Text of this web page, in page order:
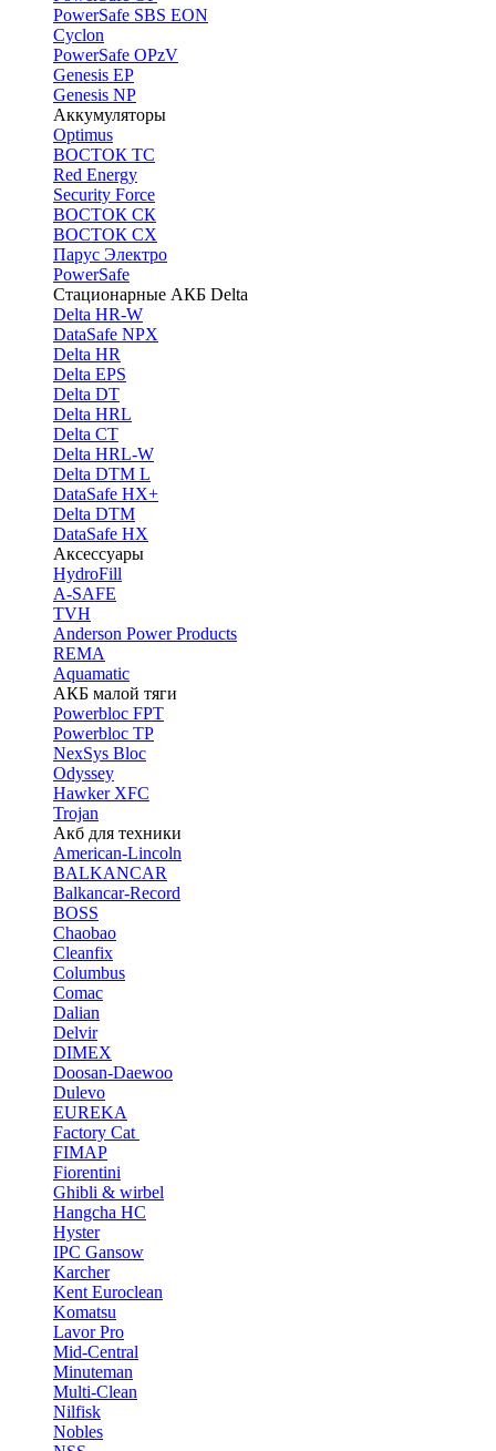
PоwerSafe SBS EON
Cyclon
PowerSafe OPzV
Genesis EP
Genesis NP
Аккумуляторы
Optimus
ВОСТОК ТС
Red Energy
Security Force
ВОСТОК СК
ВОСТОК СХ
Парус Электро
PowerSafe
Стационарные АКБ Delta
Delta HR-W
DataSafe NPX
Delta HR
Delta EPS
Delta DT
Delta HRL
Delta CT
Delta HRL-W
Delta DTM L
DataSafe HX+
Delta DTM
DataSafe HX
Аксессуары
HydroFill
A-SAFE
TVH
Anderson Power Products
REMA
Aquamatic
АКБ малой тяги
Powerbloc FPT
Powerbloc TP
NexSys Bloc
Odyssey
Hawker XFC
Trojan
Акб для техники
American-Lincoln
BALKANCAR
Balkancar-Record
BOSS
Chaobao
Cleanfix
Columbus
Comac
Dalian
Delvir
DIMEX
Doosan-Daewoo
Dulevo
EUREKA
Factory Cat
FIMAP
Fiorentini
Ghibli & wirbel
Hangcha HC
Hyster
IPC Gansow
Karcher
Kent Euroclean
Komatsu
Lavor Pro
Mid-Central
Minuteman
Multi-Clean
Nilfisk
Nobles